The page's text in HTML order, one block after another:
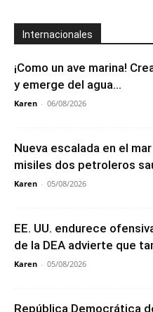
Internacionales
¡Como un ave marina!
y emerge del agua...
Karen - 06/08/2026
Nueva escalada en el
misiles dos petroleros
Karen - 05/08/2026
EE. UU. endurece
de la DEA advierte que
Karen - 05/08/2026
República Democrática